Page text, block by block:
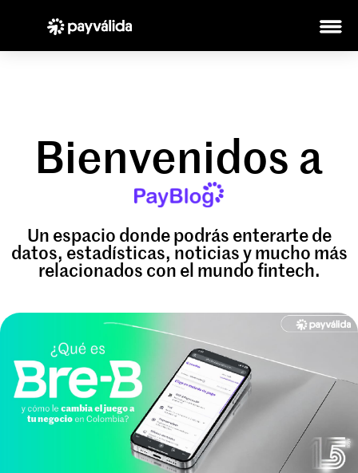
Bienvenidos a
Un espacio donde podrás enterarte de
datos, estadísticas, noticias y mucho más
relacionados con el mundo fintech.